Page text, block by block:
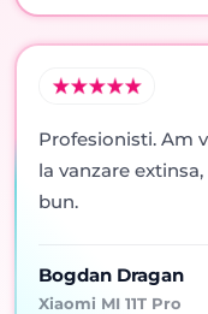
Profesionisti. Am
la vanzare
bun.
Bogdan Dragan
Xiaomi MI 11T Pro